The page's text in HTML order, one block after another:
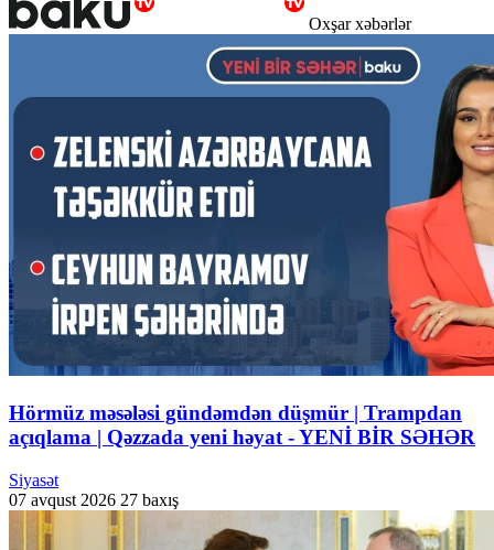
Oxşar xəbərlər
Hörmüz məsələsi gündəmdən düşmür | Trampdan
açıqlama | Qəzzada yeni həyat - YENİ BİR SƏHƏR
Siyasət
07 avqust 2026 27 baxış